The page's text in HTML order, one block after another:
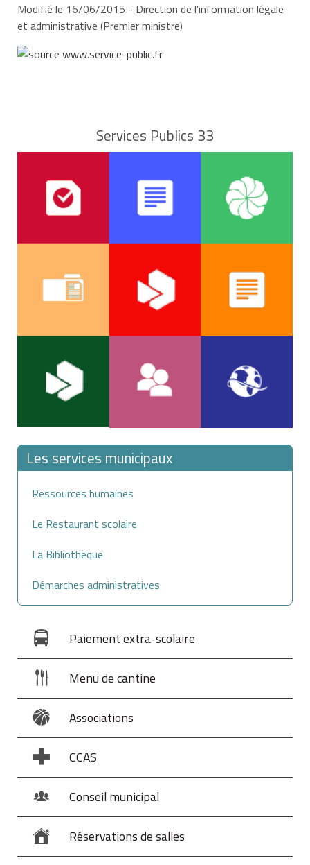
Modifié le 16/06/2015 - Direction de l'information légale
et administrative (Premier ministre)
Services Publics 33
Les services municipaux
Ressources humaines
Le Restaurant scolaire
La Bibliothèque
Démarches administratives
Paiement extra-scolaire
Menu de cantine
Associations
CCAS
Conseil municipal
Réservations de salles